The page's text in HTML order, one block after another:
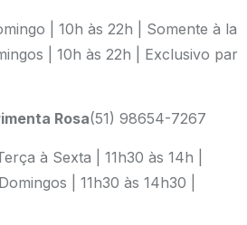
| 10h às 22h | Somente à la
| 10h às 22h | Exclusivo par
Rosa(51) 98654-7267
à Sexta | 11h30 às 14h |
| 11h30 às 14h30 |